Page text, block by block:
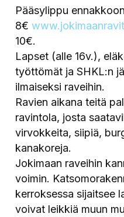
Pääsylippu
8€
10€.
Lapset (alle 16v.),
työttömät ja SHKL:n
ilmaiseksi raveihin.
Ravien aikana teitä
ravintola, josta
virvokkeita, siipiä,
kanakoreja.
Jokimaan raveihin
voimin.
kerroksessa sijaitsee
voivat leikkiä muun